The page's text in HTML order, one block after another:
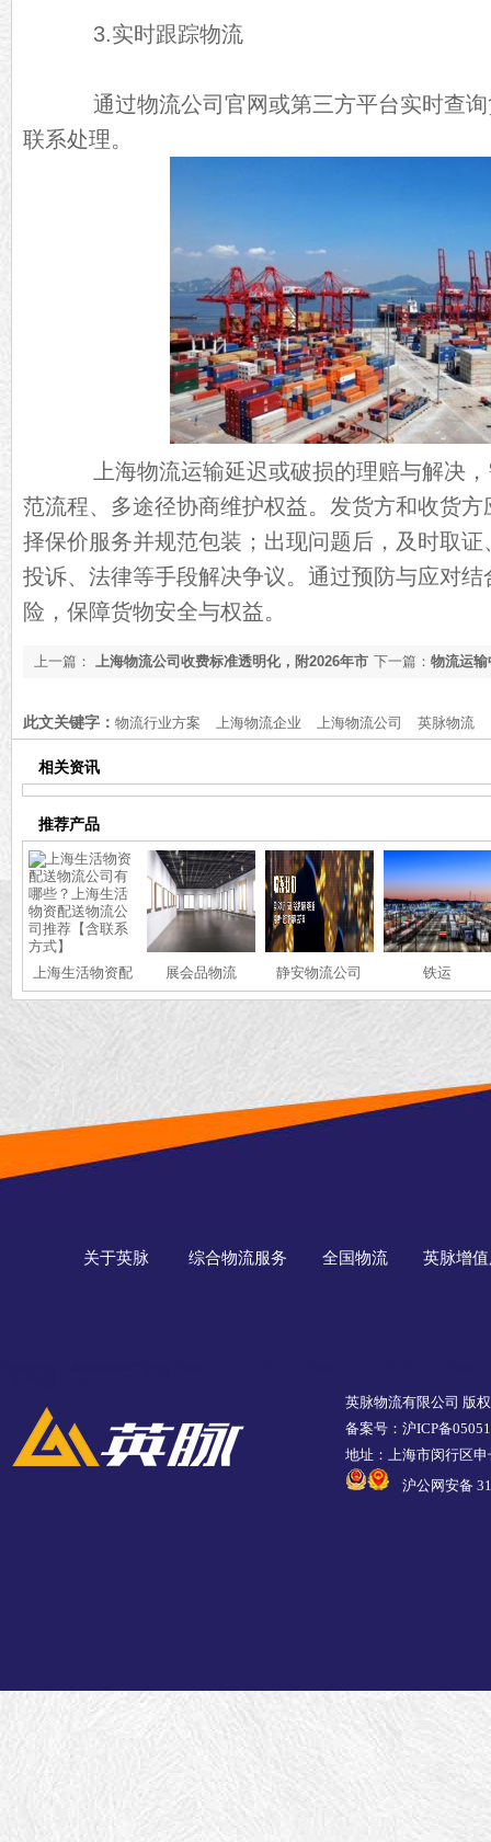
3.实时跟踪物流
通过物流公司官网或第三方平台实时查询
联系处理。
上海物流运输延迟或破损的理赔与解决，
范流程、多途径协商维护权益。发货方和收货
择保价服务并规范包装；出现问题后，及时取
投诉、法律等手段解决争议。通过预防与应对
险，保障货物安全与权益。
下一篇： 物流运
上一篇： 上海物流公司收费标准透明化，附2026年市
此文关键字： 物流行业方案 上海物流企业 上海物流公司 英脉物流
相关资讯
推荐产品
上海生活物资配
送物流公司有哪
些？上海生活物
资配送物流公司
推荐【含联系方
展会品物流 静安物流公司 铁运
关于英脉 综合物流服务 全国物流 英脉增
英脉物流有限公司 版
备案号：沪ICP备
地址：上海市闵行区
沪公网安备